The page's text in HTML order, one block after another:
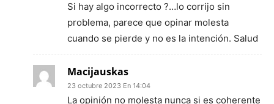
Si hay algo incorrecto ?…lo corrijo sin
problema, parece que opinar molesta
cuando se pierde y no es la intención. Salud
Macijauskas
23 octubre 2023 En 14:04
La opinión no molesta nunca si es coherente